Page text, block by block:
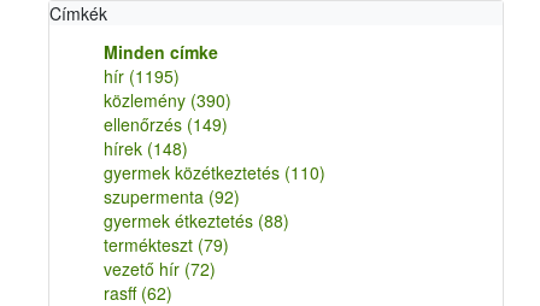
Címkék
Minden címke
hír (1195)
közlemény (390)
ellenőrzés (149)
hírek (148)
gyermek közétkeztetés (110)
szupermenta (92)
gyermek étkeztetés (88)
termékteszt (79)
vezető hír (72)
rasff (62)